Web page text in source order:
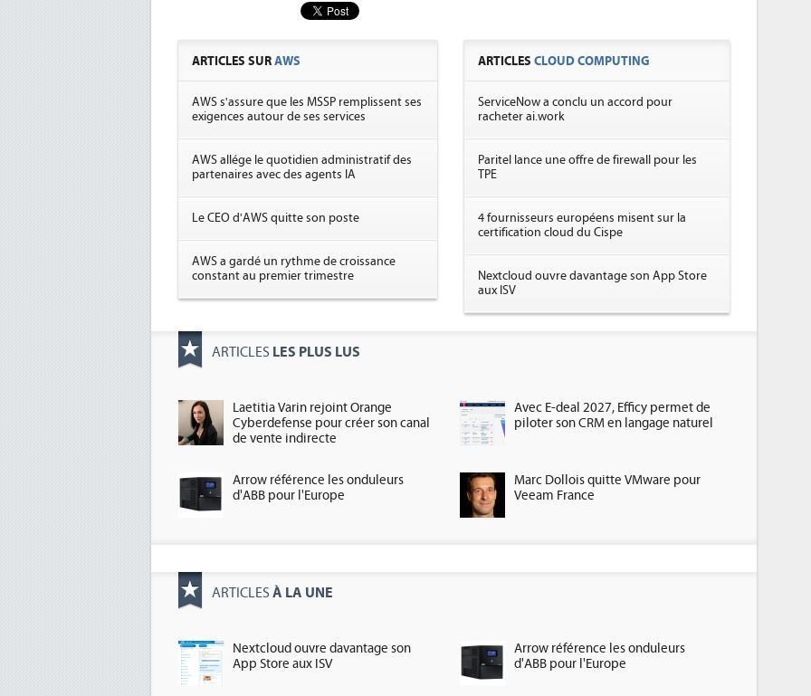
ARTICLES SURAWS
AWS s'assure que les MSSP remplissent ses
exigences autour de ses services
AWS allége le quotidien administratif des
partenaires avec des agents IA
Le CEO d'AWS quitte son poste
AWS a gardé un rythme de croissance
constant au premier trimestre
ARTICLESCLOUD COMPUTING
ServiceNow a conclu un accord pour
racheter ai.work
Paritel lance une offre de firewall pour les
TPE
4 fournisseurs européens misent sur la
certification cloud du Cispe
Nextcloud ouvre davantage son App Store
aux ISV
ARTICLES LES PLUS LUS
Laetitia Varin rejoint Orange
Cyberdefense pour créer son canal
de vente indirecte
Avec E-deal 2027, Efficy permet de
piloter son CRM en langage naturel
Arrow référence les onduleurs
d'ABB pour l'Europe
Marc Dollois quitte VMware pour
Veeam France
ARTICLES À LA UNE
Nextcloud ouvre davantage son
App Store aux ISV
Arrow référence les onduleurs
d'ABB pour l'Europe